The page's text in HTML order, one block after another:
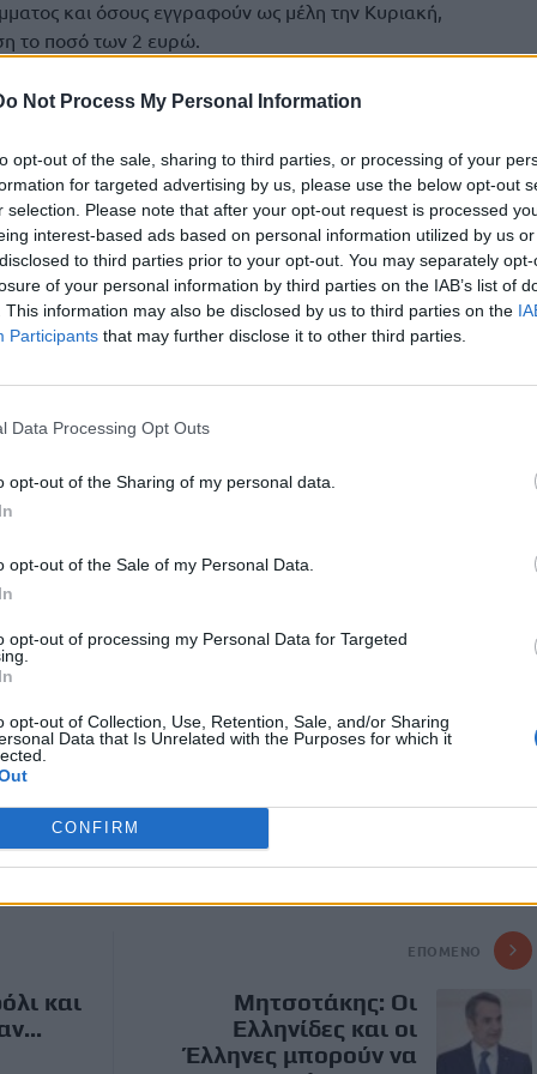
Not Process My Personal Information
opt-out of the sale, sharing to third parties, or processing of your
for targeted advertising by us, please use the below opt-out
selection. Please note that after your opt-out request is processed
interest-based ads based on personal information utilized by us
to third parties prior to your opt-out. You may separately
of your personal information by third parties on the IAB’s list of
This information may also be disclosed by us to third parties on the
Participants that may further disclose it to other third parties.
Data Processing Opt Outs
opt-out of the Sharing of my personal data.
opt-out of the Sale of my Personal Data.
opt-out of processing my Personal Data for Targeted
opt-out of Collection, Use, Retention, Sale, and/or Sharing
Data that Is Unrelated with the Purposes for which it
CONFIRM
και όσους εγγραφούν ως μέλη την Κυριακή,
το ποσό των 2 ευρώ.
θα εκλεγούν 227 σύνεδροι και 416 σε ολόκληρη
διαδικασία της Κυριακής, ώστε οι εκλεγέντες σύνεδροι
μας αφήγημα σε επίπεδο πολιτικό και οργανωτικό που
στο τέλος Μαρτίου, για να βγούμε μετά όλοι μαζί με
με στόχο την πολιτική αλλαγή που έχει ανάγκη ο τόπος
ανέφερε χαρακτηριστικά ο κ. Κάβος.
θα διεξάγεται από τις 07:00-19:00. Για την εκλογή των
Καταστατικού, ισχύει η μονοσταυρία και το
ποσοστώσεις, όπως προβλέπονται στο αρ. 35 του
η Αστυνομική Ταυτότητα ή άλλο επίσημο έγγραφο
κινείται σε ρυθμούς συνεδρίου το οποίο θα
έως 29 Μαρτίου.
Ελλάδα
00:00
τα
αυξήσετε
μειώσετε
ένταση.
ΣΥΝΕΔΡΙΟ ΠΑΣΟΚ
και
ΕΠΌΜΕΝΟ
Μητσοτάκης: Οι
Ελληνίδες και οι
Έλληνες μπορούν να